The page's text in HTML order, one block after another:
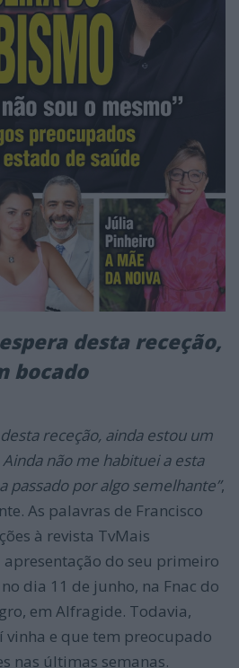
desta receção,
bocado
receção, ainda estou um
não me habituei a esta
passado por algo semelhante”,
As palavras de Francisco
à revista TvMais
do seu primeiro
dia 11 de junho, na Fnac do
em Alfragide. Todavia,
vinha e que tem preocupado
nas últimas semanas.